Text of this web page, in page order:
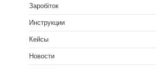
Заробіток
Инструкции
Кейсы
Новости